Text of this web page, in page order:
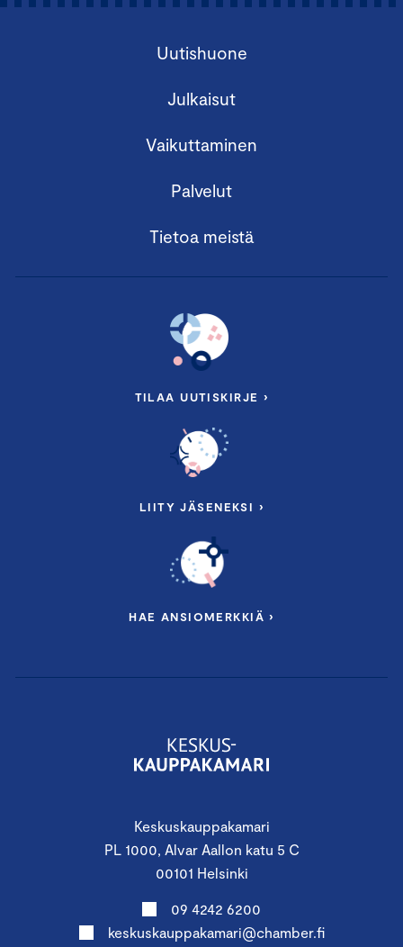
Keskuskauppakamari
PL 1000, Alvar Aallon katu 5 C
00101 Helsinki
09 4242 6200
keskuskauppakamari@chamber.fi
Uutishuone
Julkaisut
Vaikuttaminen
Palvelut
Tietoa meistä
TILAA UUTISKIRJE ›
LIITY JÄSENEKSI ›
HAE ANSIOMERKKIÄ ›